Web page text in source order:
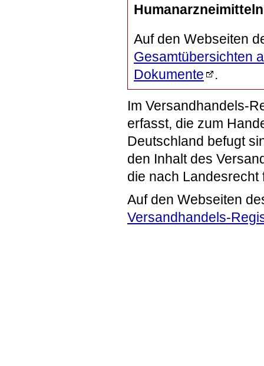
Auf den Webseiten
Gesamtübersichten
Dokumente
.
Im Versandhandels-
erfasst, die zum
Deutschland befugt
den Inhalt des
die nach Landesrecht
Auf den Webseiten
Versandhandels-